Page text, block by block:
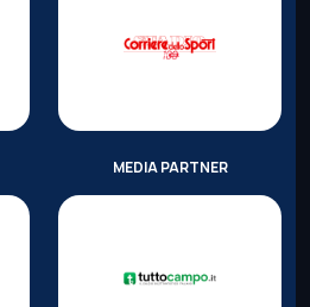
MEDIA PARTNER